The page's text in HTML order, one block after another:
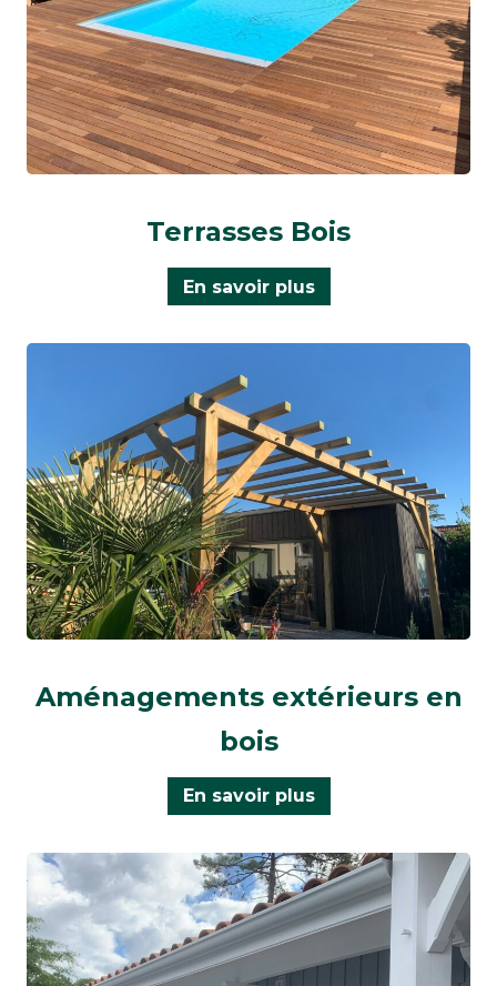
Terrasses Bois
En savoir plus
Aménagements extérieurs en
bois
En savoir plus